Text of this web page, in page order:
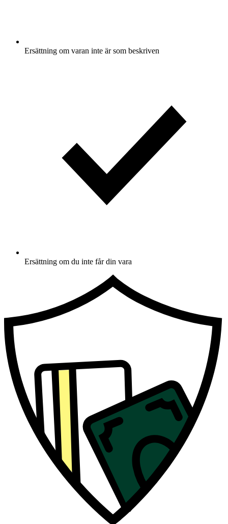
Ersättning om varan inte är som beskriven
Ersättning om du inte får din vara